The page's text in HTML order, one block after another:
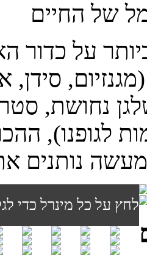
על כדור
(מגנזיום,
נחושת,
לגופנו),
לחץ על כל מינרל כדי